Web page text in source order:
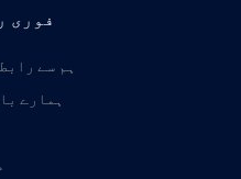
فوری
ہم سے
ہمارے